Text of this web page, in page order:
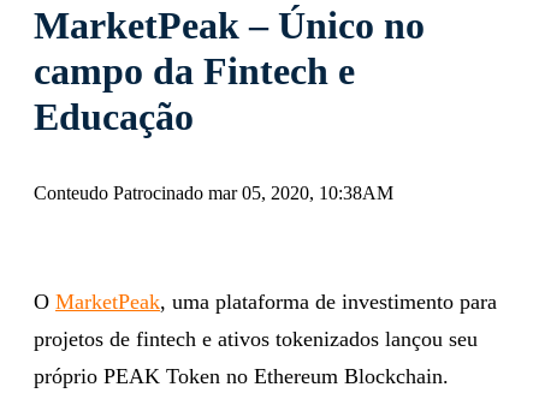
MarketPeak – Único no
campo da Fintech e
Educação
Conteudo Patrocinado mar 05, 2020, 10:38AM
O MarketPeak, uma plataforma de investimento para
projetos de fintech e ativos tokenizados lançou seu
próprio PEAK Token no Ethereum Blockchain.